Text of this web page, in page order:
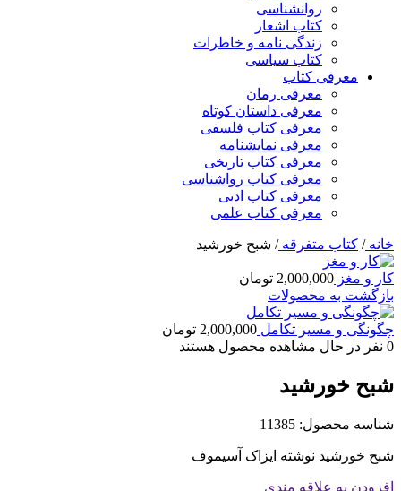
روانشناسی
کتاب اشعار
زندگی نامه و خاطرات
کتاب سیاسی
معرفی کتاب
معرفی رمان
معرفی داستان کوتاه
معرفی کتاب فلسفی
معرفی نمایشنامه
معرفی کتاب تاریخی
معرفی کتاب رواشناسی
معرفی کتاب ادبی
معرفی کتاب علمی
خانه/ کتاب متفرقه/ شبح خورشید
کار و مغز 2,000,000 تومان
بازگشت به محصولات
چگونگی و مسیر تکامل 2,000,000 تومان
0 نفر در حال مشاهده محصول هستند
شبح خورشید
شناسه محصول: 11385
شبح خورشید نوشته ایزاک آسیموف
افزودن به علاقه مندی